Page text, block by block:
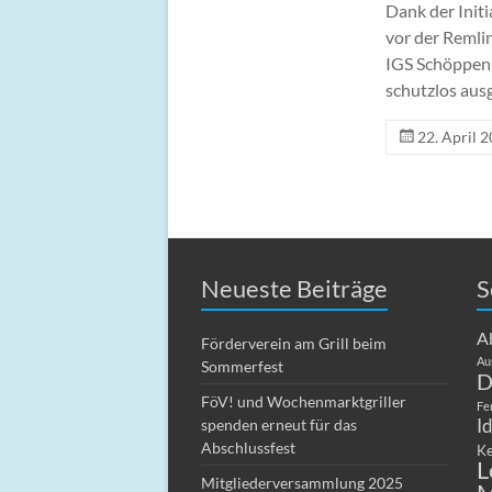
Dank der
vor der
IGS
schutzlos
22. April
Neueste Beiträge
Förderverein am Grill beim
Sommerfest
FöV! und Wochenmarktgriller
spenden erneut für das
Abschlussfest
Mitgliederversammlung 2025